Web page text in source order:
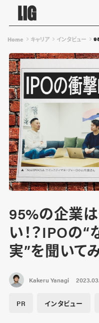
Home キャリア インタビュー
95%の企業
い！？IPOの
実”を聞いて
Kakeru Yanagi
PR インタビュー